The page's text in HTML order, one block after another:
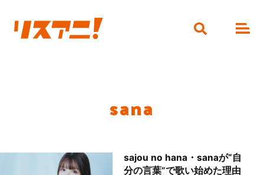
sana
sajou no hana・sanaが“自
分の言葉”で歌い始めた理由